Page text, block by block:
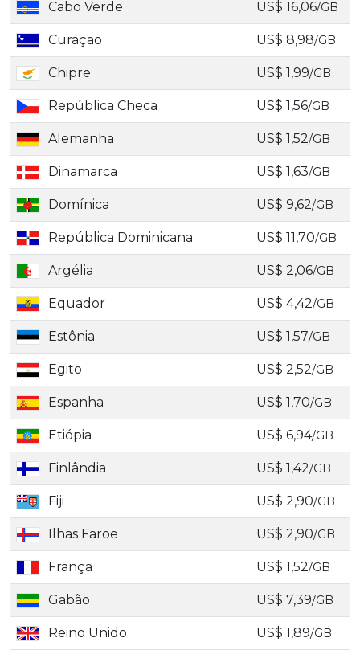
Cabo Verde US$ 16,06/GB
Curaçao US$ 8,98/GB
Chipre US$ 1,99/GB
República Checa US$ 1,56/GB
Alemanha US$ 1,52/GB
Dinamarca US$ 1,63/GB
Domínica US$ 9,62/GB
República Dominicana US$ 11,70/GB
Argélia US$ 2,06/GB
Equador US$ 4,42/GB
Estônia US$ 1,57/GB
Egito US$ 2,52/GB
Espanha US$ 1,70/GB
Etiópia US$ 6,94/GB
Finlândia US$ 1,42/GB
Fiji US$ 2,90/GB
Ilhas Faroe US$ 2,90/GB
França US$ 1,52/GB
Gabão US$ 7,39/GB
Reino Unido US$ 1,89/GB